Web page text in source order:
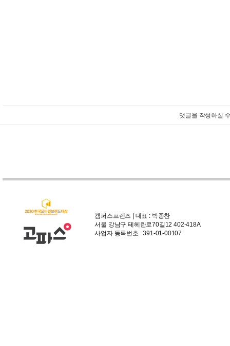
댓글을 작성하실
캠퍼스프렌즈 | 대표 : 박종찬
서울 강남구 테헤란로70길12 402-418A
사업자 등록번호 : 391-01-00107